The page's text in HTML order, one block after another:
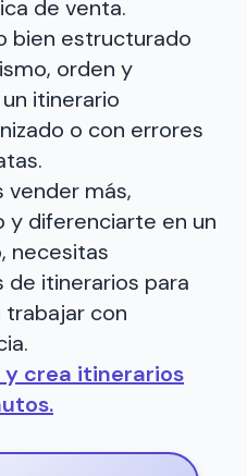
de venta.
bien estructurado
orden y
itinerario
o con errores
vender más,
y diferenciarte en un
necesitas
de itinerarios para
con
y crea itinerarios